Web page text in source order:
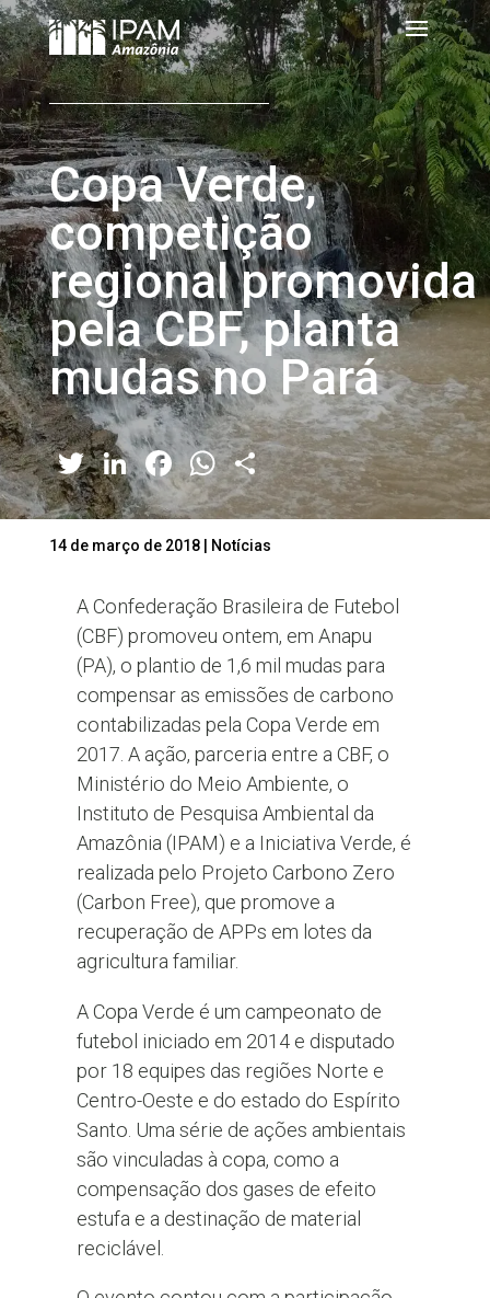
Copa Verde,
competição
regional promovida
pela CBF, planta
mudas no Pará
Twitter
LinkedIn
Facebook
WhatsApp
Share
14 de março de 2018| Notícias
A Confederação Brasileira de Futebol
(CBF) promoveu ontem, em Anapu
(PA), o plantio de 1,6 mil mudas para
compensar as emissões de carbono
contabilizadas pela Copa Verde em
2017. A ação, parceria entre a CBF, o
Ministério do Meio Ambiente, o
Instituto de Pesquisa Ambiental da
Amazônia (IPAM) e a Iniciativa Verde, é
realizada pelo Projeto Carbono Zero
(Carbon Free), que promove a
recuperação de APPs em lotes da
agricultura familiar.
A Copa Verde é um campeonato de
futebol iniciado em 2014 e disputado
por 18 equipes das regiões Norte e
Centro-Oeste e do estado do Espírito
Santo. Uma série de ações ambientais
são vinculadas à copa, como a
compensação dos gases de efeito
estufa e a destinação de material
reciclável.